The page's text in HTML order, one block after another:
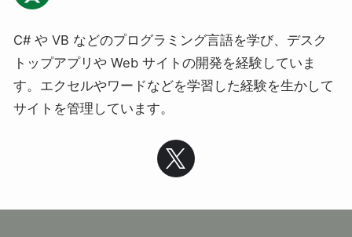
C# や VB などのプログラミング言語を学び、デスク
トップアプリや Web サイトの開発を経験していま
す。エクセルやワードなどを学習した経験を生かして
サイトを管理しています。